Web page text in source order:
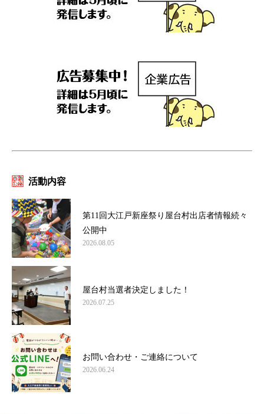
活動内容
第11回大江戸新座祭り屋台村出店者情報続々
公開中
2026.08.05
屋台村当選者決定しました！
2026.07.25
お問い合わせ・ご連絡について
2026.06.24